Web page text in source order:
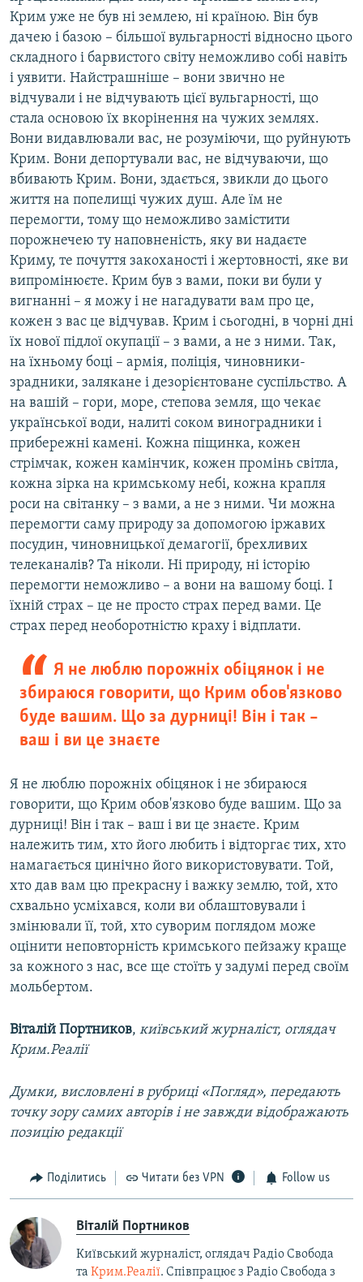
Крим уже не був ні землею, ні країною. Він був
дачею і базою – більшої вульгарності відносно цього
складного і барвистого світу неможливо собі навіть
і уявити. Найстрашніше – вони звично не
відчували і не відчувають цієї вульгарності, що
стала основою їх вкорінення на чужих землях.
Вони видавлювали вас, не розуміючи, що руйнують
Крим. Вони депортували вас, не відчуваючи, що
вбивають Крим. Вони, здається, звикли до цього
життя на попелищі чужих душ. Але їм не
перемогти, тому що неможливо замістити
порожнечею ту наповненість, яку ви надаєте
Криму, те почуття закоханості і жертовності, яке ви
випромінюєте. Крим був з вами, поки ви були у
вигнанні – я можу і не нагадувати вам про це,
кожен з вас це відчував. Крим і сьогодні, в чорні дні
їх нової підлої окупації – з вами, а не з ними. Так,
на їхньому боці – армія, поліція, чиновники-
зрадники, залякане і дезорієнтоване суспільство. А
на вашій – гори, море, степова земля, що чекає
української води, налиті соком виноградники і
прибережні камені. Кожна піщинка, кожен
стрімчак, кожен камінчик, кожен промінь світла,
кожна зірка на кримському небі, кожна крапля
роси на світанку – з вами, а не з ними. Чи можна
перемогти саму природу за допомогою іржавих
посудин, чиновницької демагогії, брехливих
телеканалів? Та ніколи. Ні природу, ні історію
перемогти неможливо – а вони на вашому боці. І
їхній страх – це не просто страх перед вами. Це
страх перед необоротністю краху і відплати.
Я не люблю порожніх обіцянок і не
збираюся говорити, що Крим обов'язково
буде вашим. Що за дурниці! Він і так –
ваш і ви це знаєте
Я не люблю порожніх обіцянок і не збираюся
говорити, що Крим обов'язково буде вашим. Що за
дурниці! Він і так – ваш і ви це знаєте. Крим
належить тим, хто його любить і відторгає тих, хто
намагається цинічно його використовувати. Той,
хто дав вам цю прекрасну і важку землю, той, хто
схвально усміхався, коли ви облаштовували і
змінювали її, той, хто суворим поглядом може
оцінити неповторність кримського пейзажу краще
за кожного з нас, все ще стоїть у задумі перед своїм
мольбертом.
Віталій Портников, київський журналіст, оглядач
Крим.Реалії
Думки, висловлені в рубриці «Погляд», передають
точку зору самих авторів і не завжди відображають
позицію редакції
Поділитись Читати без VPN Follow us
Віталій Портников
Київський журналіст, оглядач Радіо Свобода
та Крим.Реалії. Співпрацює з Радіо Свобода з